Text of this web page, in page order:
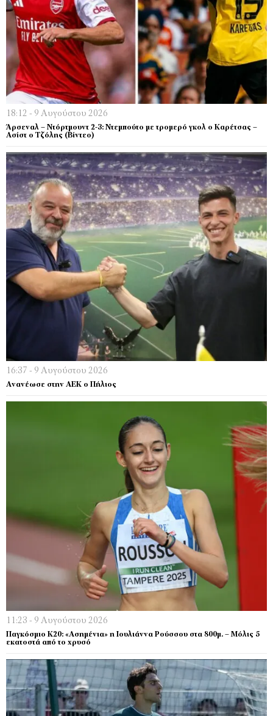
18:12 - 9 Αυγούστου 2026
Άρσεναλ – Ντόρτμουντ 2-3: Ντεμπούτο με τρομερό γκολ ο Καρέτσας –
Ασίστ ο Τζόλης (Βίντεο)
16:37 - 9 Αυγούστου 2026
Ανανέωσε στην ΑΕΚ ο Πήλιος
11:23 - 9 Αυγούστου 2026
Παγκόσμιο Κ20: «Ασημένια» η Ιουλιάννα Ρούσσου στα 800μ. – Μόλις 5
εκατοστά από το χρυσό